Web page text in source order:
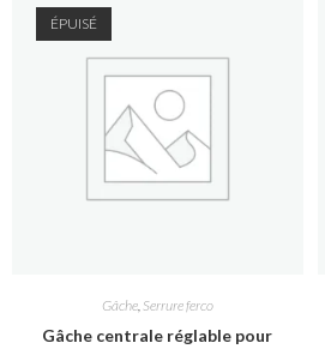
ÉPUISÉ
Gâche, Serrure ferco
Gâche centrale réglable pour